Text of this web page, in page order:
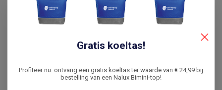
Snelle levering
De laagste prijs
Gratis koeltas!
Profiteer nu: ontvang een gratis koeltas ter waarde van € 24,99 bij
bestelling van een Nalux Bimini-top!